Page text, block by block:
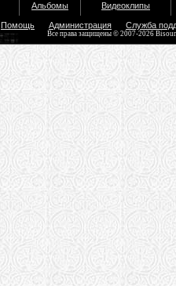
Альбомы Видеоклипы
Помощь Администрация Служба
Все права защищены © 2007-2026